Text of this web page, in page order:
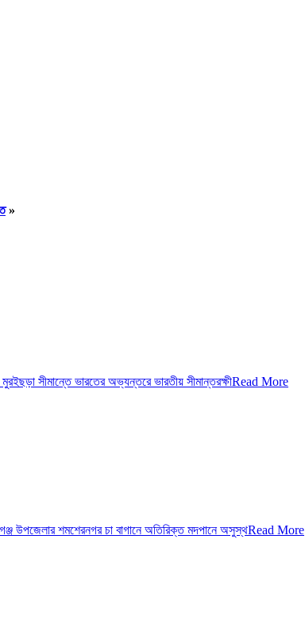
»
সীমান্তে ভারতের অভ্যন্তরে ভারতীয় সীমান্তরক্ষীRead More
উপজেলার শমশেরনগর চা বাগানে অতিরিক্ত মদপানে অসুস্থRead More